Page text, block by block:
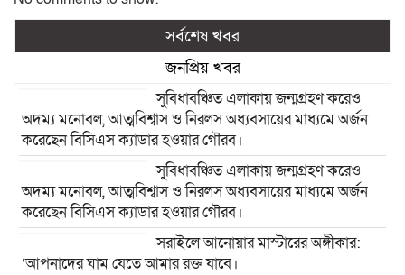
সর্বশেষ খবর
জনপ্রিয় খবর
সুবিধাবঞ্চিত এলাকায় জন্মগ্রহণ করেও
অদম্য মনোবল, আত্মবিশ্বাস ও নিরলস অধ্যবসায়ের মাধ্যমে অর্জন
করেছেন বিসিএস ক্যাডার হওয়ার গৌরব।
সুবিধাবঞ্চিত এলাকায় জন্মগ্রহণ করেও
অদম্য মনোবল, আত্মবিশ্বাস ও নিরলস অধ্যবসায়ের মাধ্যমে অর্জন
করেছেন বিসিএস ক্যাডার হওয়ার গৌরব।
সরাইলে আনোয়ার মাস্টারের অঙ্গীকার:
‘আপনাদের ঘাম যেতে আমার রক্ত যাবে।